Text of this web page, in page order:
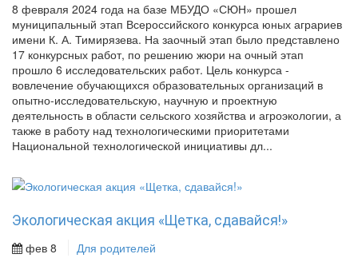
8 февраля 2024 года на базе МБУДО «СЮН» прошел
муниципальный этап Всероссийского конкурса юных аграриев
имени К. А. Тимирязева. На заочный этап было представлено
17 конкурсных работ, по решению жюри на очный этап
прошло 6 исследовательских работ. Цель конкурса -
вовлечение обучающихся образовательных организаций в
опытно-исследовательскую, научную и проектную
деятельность в области сельского хозяйства и агроэкологии, а
также в работу над технологическими приоритетами
Национальной технологической инициативы дл...
Экологическая акция «Щетка, сдавайся!»
фев 8
Для родителей